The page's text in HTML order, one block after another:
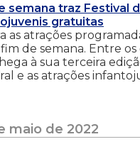
semana traz Festival
gratuitas
as atrações
de semana. Entre
à sua terceira
e as atrações
maio de 2022